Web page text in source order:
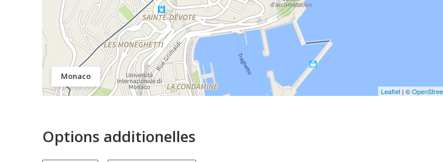
Monaco
Leaflet | ©
Options additionelles